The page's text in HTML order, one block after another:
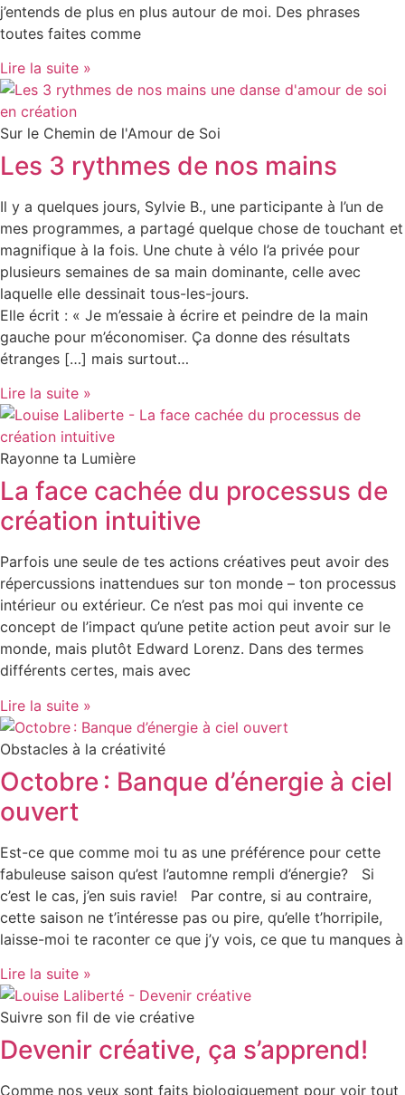
j’entends de plus en plus autour de moi. Des phrases
toutes faites comme
Lire la suite »
Sur le Chemin de l'Amour de Soi
Les 3 rythmes de nos mains
Il y a quelques jours, Sylvie B., une participante à l’un de
mes programmes, a partagé quelque chose de touchant et
magnifique à la fois. Une chute à vélo l’a privée pour
plusieurs semaines de sa main dominante, celle avec
laquelle elle dessinait tous-les-jours.
Elle écrit : « Je m’essaie à écrire et peindre de la main
gauche pour m’économiser. Ça donne des résultats
étranges […] mais surtout…
Lire la suite »
Rayonne ta Lumière
La face cachée du processus de
création intuitive
Parfois une seule de tes actions créatives peut avoir des
répercussions inattendues sur ton monde – ton processus
intérieur ou extérieur. Ce n’est pas moi qui invente ce
concept de l’impact qu’une petite action peut avoir sur le
monde, mais plutôt Edward Lorenz. Dans des termes
différents certes, mais avec
Lire la suite »
Obstacles à la créativité
Octobre : Banque d’énergie à ciel
ouvert
Est-ce que comme moi tu as une préférence pour cette
fabuleuse saison qu’est l’automne rempli d’énergie? Si
c’est le cas, j’en suis ravie! Par contre, si au contraire,
cette saison ne t’intéresse pas ou pire, qu’elle t’horripile,
laisse-moi te raconter ce que j’y vois, ce que tu manques à
Lire la suite »
Suivre son fil de vie créative
Devenir créative, ça s’apprend!
Comme nos yeux sont faits biologiquement pour voir tout